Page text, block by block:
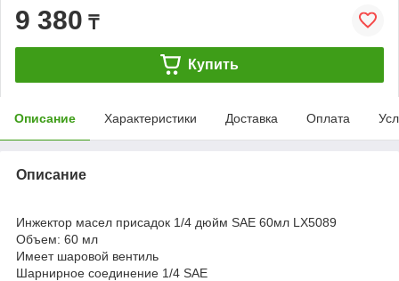
9 380 ₸
Купить
Описание Характеристики Доставка Оплата
Описание
Инжектор масел присадок 1/4 дюйм SAE 60мл LX5089
Объем: 60 мл
Имеет шаровой вентиль
Шарнирное соединение 1/4 SAE